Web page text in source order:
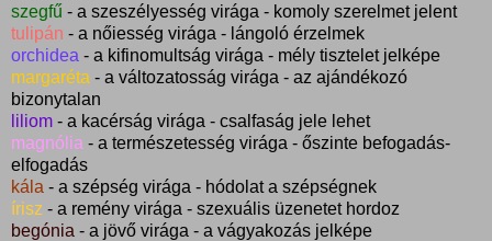
szegfű - a szeszélyesség virága - komoly szerelmet jelent
tulipán - a nőiesség virága - lángoló érzelmek
orchidea - a kifinomultság virága - mély tisztelet jelképe
margaréta - a változatosság virága - az ajándékozó
bizonytalan
liliom - a kacérság virága - csalfaság jele lehet
magnólia - a természetesség virága - őszinte befogadás-
elfogadás
kála - a szépség virága - hódolat a szépségnek
írisz - a remény virága - szexuális üzenetet hordoz
begónia - a jövő virága - a vágyakozás jelképe